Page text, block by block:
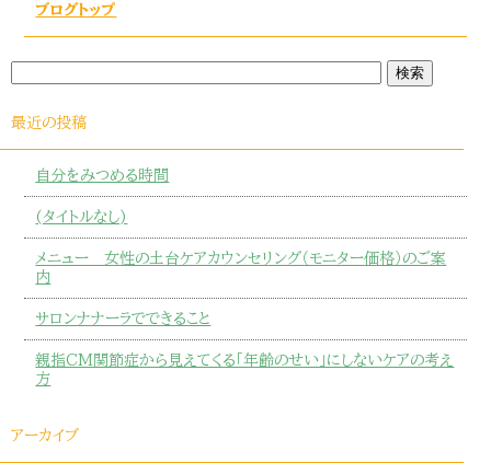
ブログトップ
最近の投稿
自分をみつめる時間
(タイトルなし)
メニュー 女性の土台ケアカウンセリング（モニター価格）のご案
内
サロンナナーラでできること
親指CM関節症から見えてくる「年齢のせい」にしないケアの考え
方
アーカイブ